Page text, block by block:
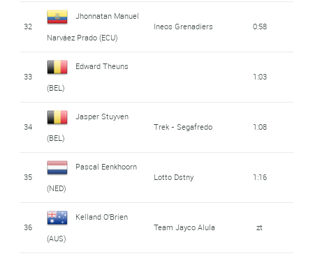
32
Jhonnatan Manuel
Narváez Prado (ECU)
Ineos Grenadiers 0:58
33
Edward Theuns
(BEL)
1:03
34
Jasper Stuyven
(BEL)
Trek - Segafredo 1:08
35
Pascal Eenkhoorn
(NED)
Lotto Dstny 1:16
36
Kelland O'Brien
(AUS)
Team Jayco Alula zt